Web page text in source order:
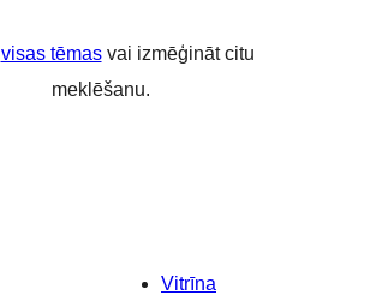
visas tēmasvai izmēģināt citu
meklēšanu.
Vitrīna